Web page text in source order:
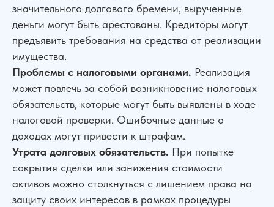
значительного долгового бремени, вырученные
деньги могут быть арестованы. Кредиторы могут
предъявить требования на средства от реализации
имущества.
Проблемы с налоговыми органами. Реализация
может повлечь за собой возникновение налоговых
обязательств, которые могут быть выявлены в ходе
налоговой проверки. Ошибочные данные о
доходах могут привести к штрафам.
Утрата долговых обязательств. При попытке
сокрытия сделки или занижения стоимости
активов можно столкнуться с лишением права на
защиту своих интересов в рамках процедуры
Сколькореальностоит
списание долгов?
Многие юристы скрывают расходы
Мы — нет.
Честная смета «под ключ» с
точностью до рубля.